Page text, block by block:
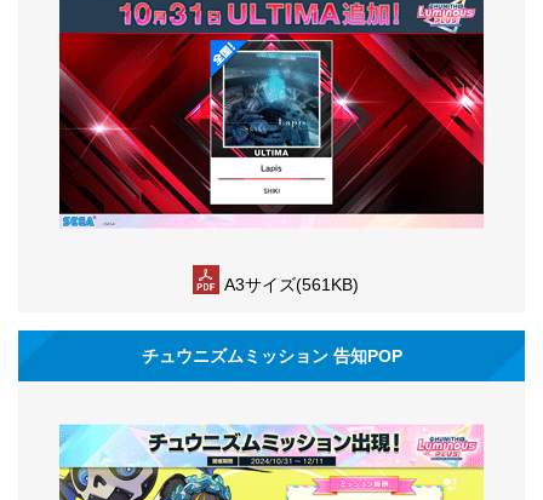
A3サイズ(561KB)
チュウニズムミッション 告知POP